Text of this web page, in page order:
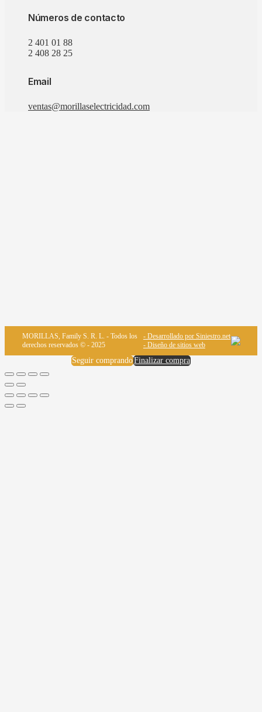
Números de contacto
2 401 01 88
2 408 28 25
Email
ventas@morillaselectricidad.com
MORILLAS, Family S. R. L. - Todos los
derechos reservados © - 2025
- Desarrollado por Siniestro.net
- Diseño de sitios web
Finalizar compra
Seguir comprando